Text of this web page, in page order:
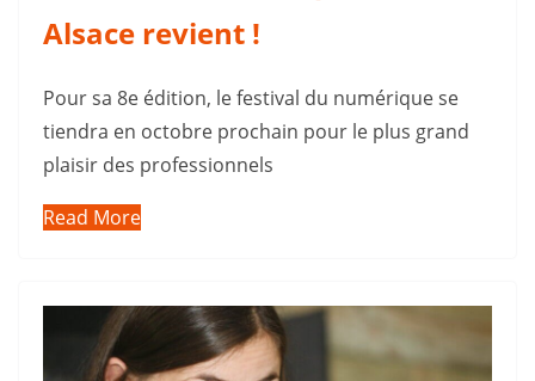
Alsace revient !
Pour sa 8e édition, le festival du numérique se
tiendra en octobre prochain pour le plus grand
plaisir des professionnels
Read More